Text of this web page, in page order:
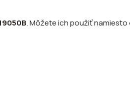
.Môžete ich použiť namiesto